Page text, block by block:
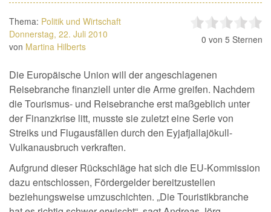
Thema: Politik und Wirtschaft
Donnerstag, 22. Juli 2010
von Martina Hilberts
0 von 5 Sternen
Die Europäische Union will der angeschlagenen
Reisebranche finanziell unter die Arme greifen. Nachdem
die Tourismus- und Reisebranche erst maßgeblich unter
der Finanzkrise litt, musste sie zuletzt eine Serie von
Streiks und Flugausfällen durch den Eyjafjallajökull-
Vulkanausbruch verkraften.
Aufgrund dieser Rückschläge hat sich die EU-Kommission
dazu entschlossen, Fördergelder bereitzustellen
beziehungsweise umzuschichten. „Die Touristikbranche